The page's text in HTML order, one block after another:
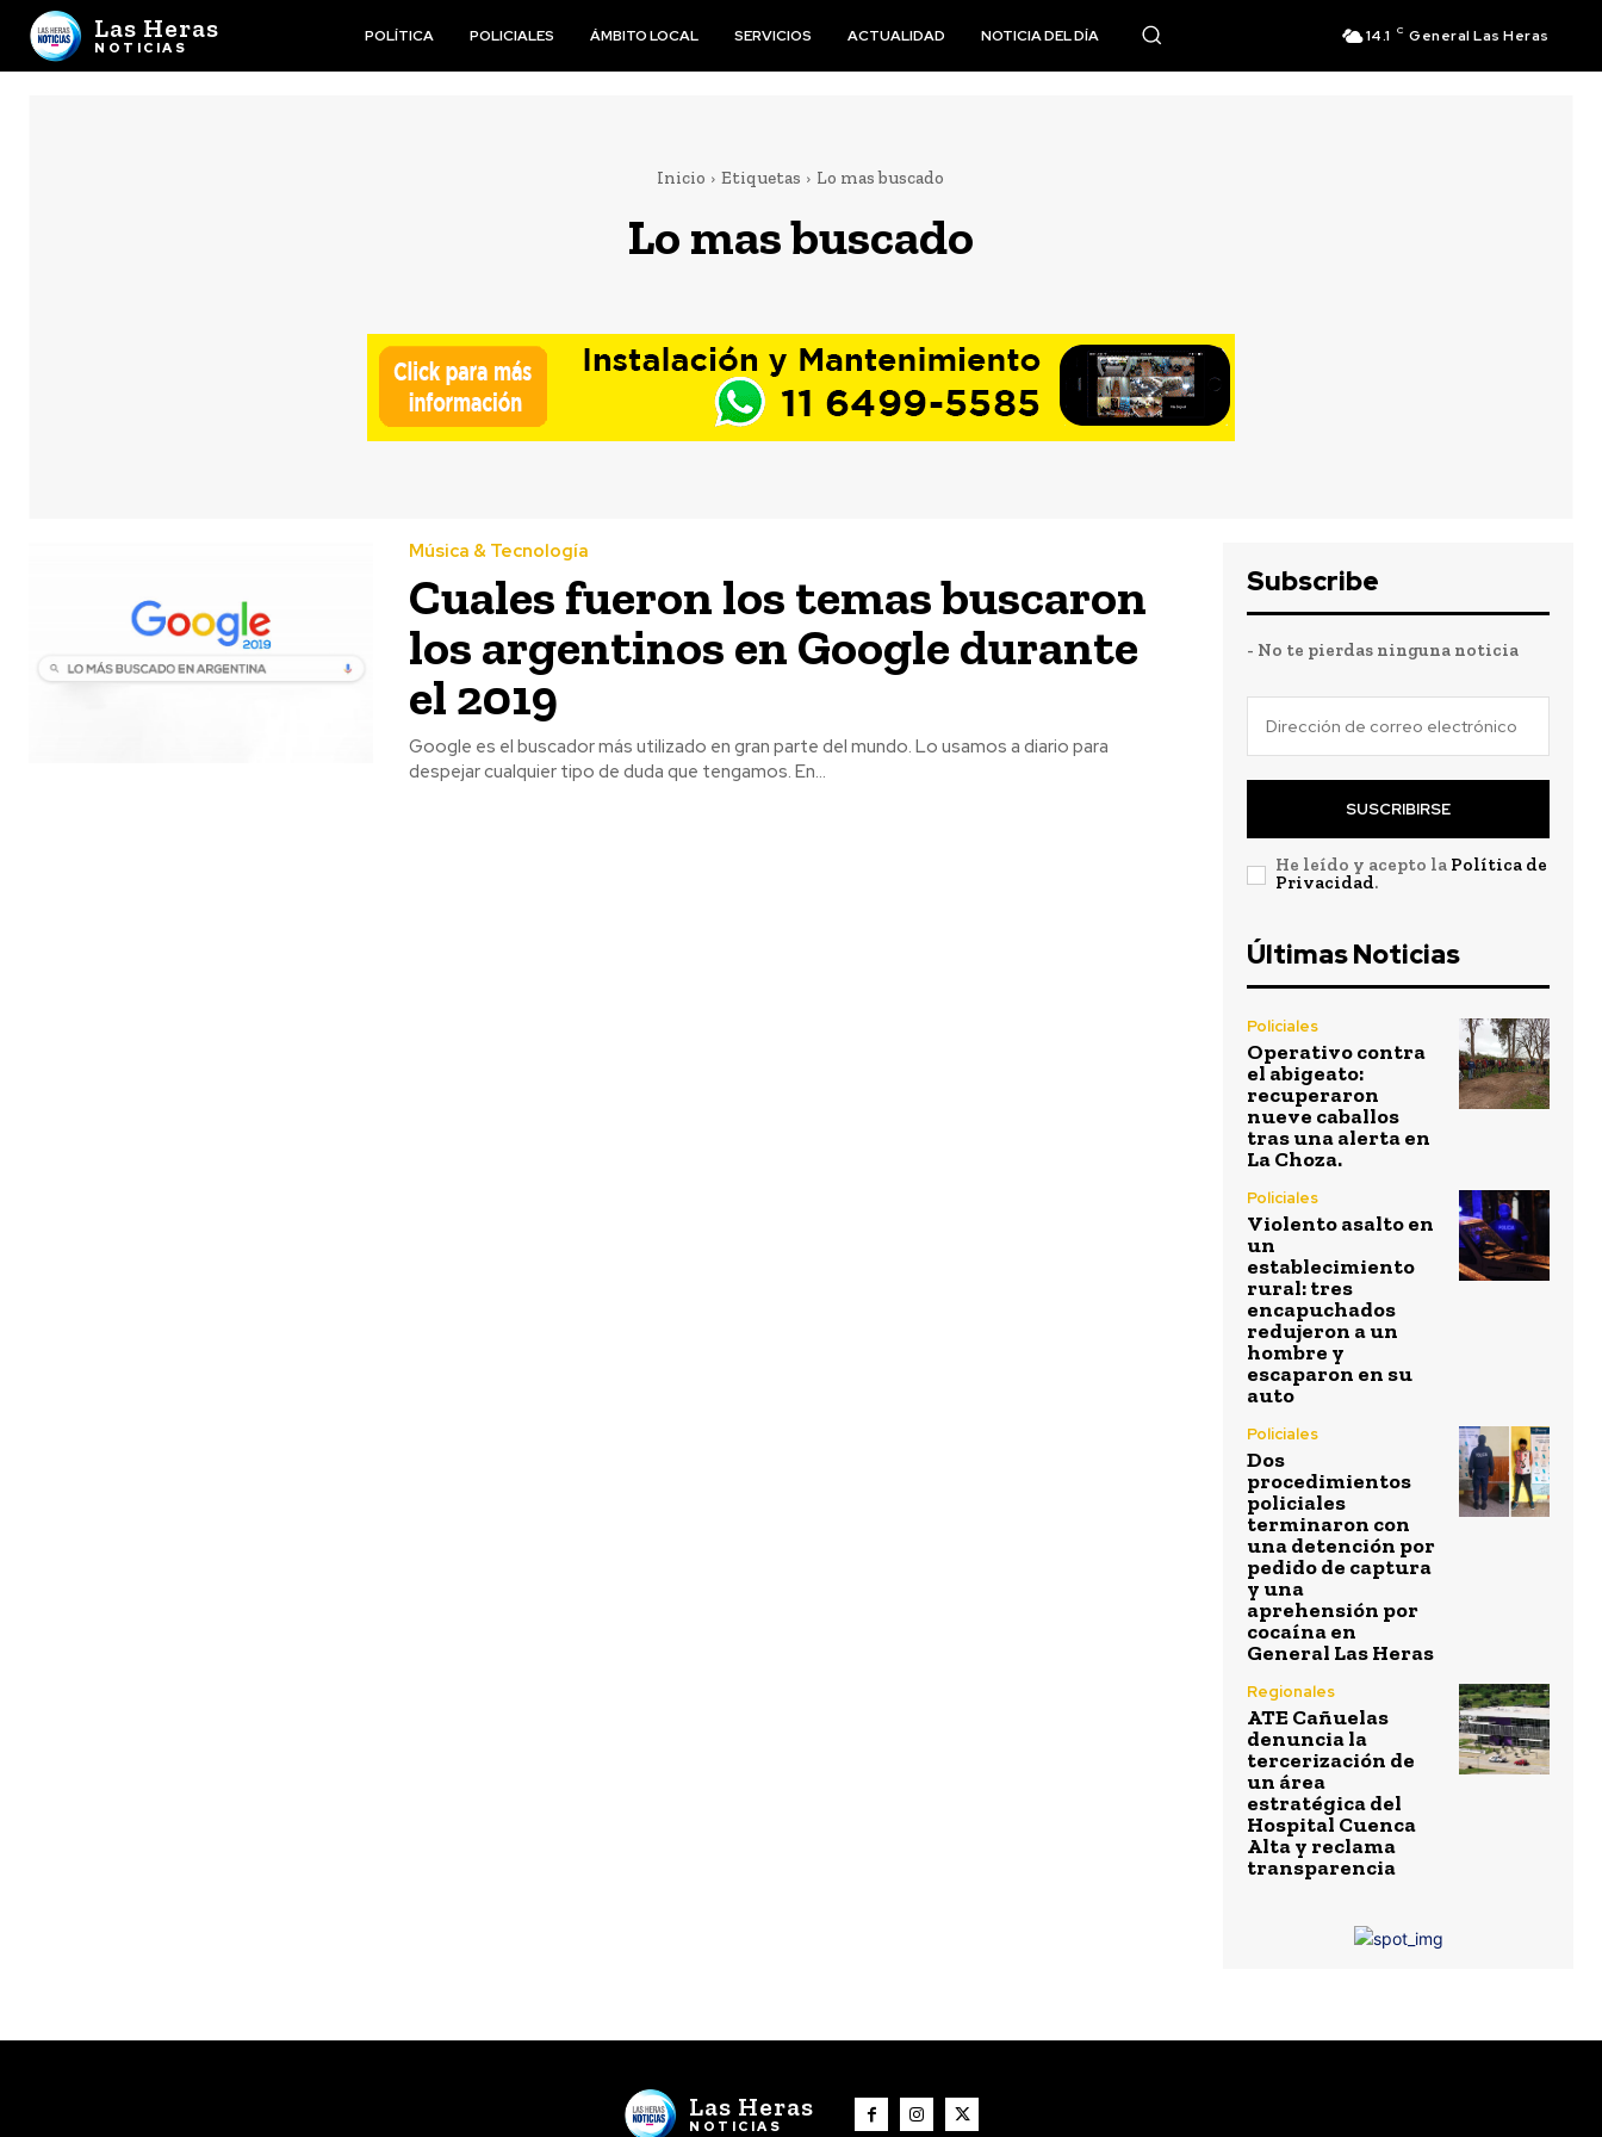
Las Heras
NOTICIAS
POLÍTICA POLICIALES ÁMBITO LOCAL SERVICIOS ACTUALIDAD NOTICIA DEL DÍA 14.1 C General Las Heras
Inicio Etiquetas Lo mas buscado
Lo mas buscado
Música & Tecnología
Cuales fueron los temas buscaron
los argentinos en Google durante
el 2019
Google es el buscador más utilizado en gran parte del mundo. Lo usamos a diario para
despejar cualquier tipo de duda que tengamos. En...
Subscribe
- No te pierdas ninguna noticia
SUSCRIBIRSE
He leído y acepto la Política de
Privacidad.
Últimas Noticias
Policiales
Operativo contra
el abigeato:
recuperaron
nueve caballos
tras una alerta en
La Choza.
Policiales
Violento asalto en
un
establecimiento
rural: tres
encapuchados
redujeron a un
hombre y
escaparon en su
auto
Policiales
Dos
procedimientos
policiales
terminaron con
una detención por
pedido de captura
y una
aprehensión por
cocaína en
General Las Heras
Regionales
ATE Cañuelas
denuncia la
tercerización de
un área
estratégica del
Hospital Cuenca
Alta y reclama
transparencia
Las Heras
NOTICIAS